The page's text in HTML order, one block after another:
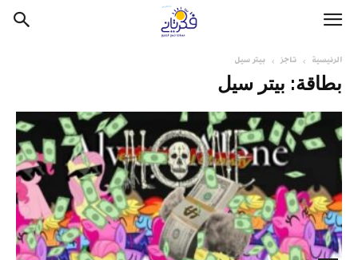
الرئيسية تاجز بيتر سيل
بطاقة: بيتر سيل